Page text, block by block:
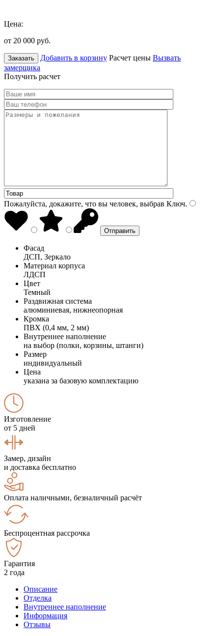
Цена:
от 20 000 руб.
Заказать Добавить в корзину Расчет цены Вызвать
замерщика
Получить расчет
Пожалуйста, докажите, что вы человек, выбрав Ключ.
Фасад
ДСП, Зеркало
Материал корпуса
ЛДСП
Цвет
Темный
Раздвижная система
алюминиевая, нижнеопорная
Кромка
ПВХ (0,4 мм, 2 мм)
Внутреннее наполнение
на выбор (полки, корзины, штанги)
Размер
индивидуальный
Цена
указана за базовую комплектацию
Изготовление
от 5 дней
Замер, дизайн
и доставка бесплатно
Оплата наличными, безналичный расчёт
Беспроцентная рассрочка
Гарантия
2 года
Описание
Отделка
Внутреннее наполнение
Информация
Отзывы